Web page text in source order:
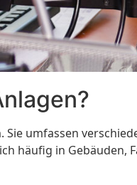
umfassen
häufig in Gebäuden,